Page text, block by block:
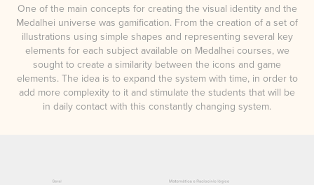
One of the main concepts for creating the visual identity and the
Medalhei universe was gamification. From the creation of a set of
illustrations using simple shapes and representing several key
elements for each subject available on Medalhei courses, we
sought to create a similarity between the icons and game
elements. The idea is to expand the system with time, in order to
add more complexity to it and stimulate the students that will be
in daily contact with this constantly changing system.